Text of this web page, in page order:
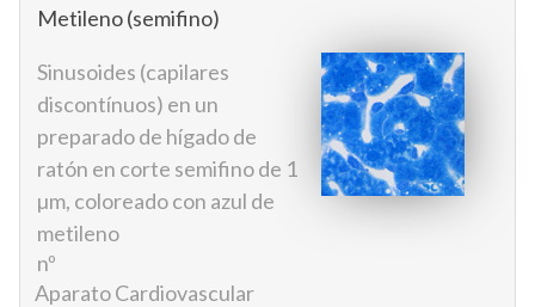
Metileno (semifino)
Sinusoides (capilares
discontínuos) en un
preparado de hígado de
ratón en corte semifino de 1
µm, coloreado con azul de
metileno
nº
Aparato Cardiovascular